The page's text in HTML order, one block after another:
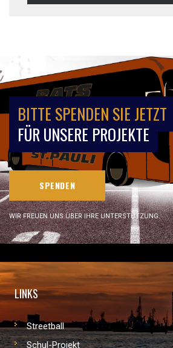
BITTE SPENDEN SIE JETZT
FÜR UNSERE PROJEKTE
SPENDEN
WIR FREUEN UNS ÜBER IHRE UNTERSTÜTZUNG.
LINKS
Streetball
Schul-Projekt